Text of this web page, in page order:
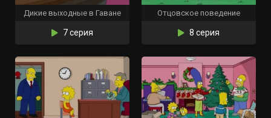
Дикие выходные в Гаване
7 серия
Отцовское поведение
8 серия